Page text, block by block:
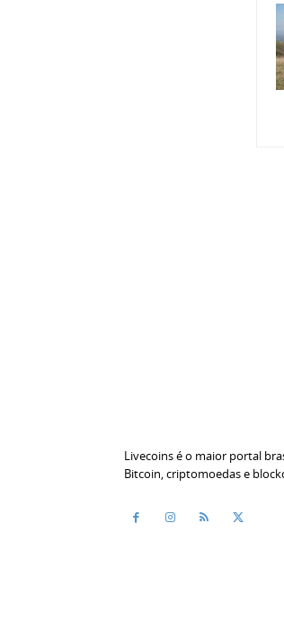
Livecoins é o maior portal
Bitcoin, criptomoedas e